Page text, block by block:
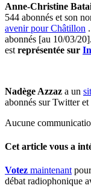
Anne-Christine
544 abonnés et son
avenir pour Châtillon
abonnés [au 10/03/
est représentée sur
Nadège Azzaz a un
abonnés sur Twitter et
Aucune
Cet article vous a
Votez maintenant
débat radiophonique